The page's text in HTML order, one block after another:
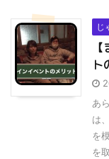
じ
ト
あ
は
を
を